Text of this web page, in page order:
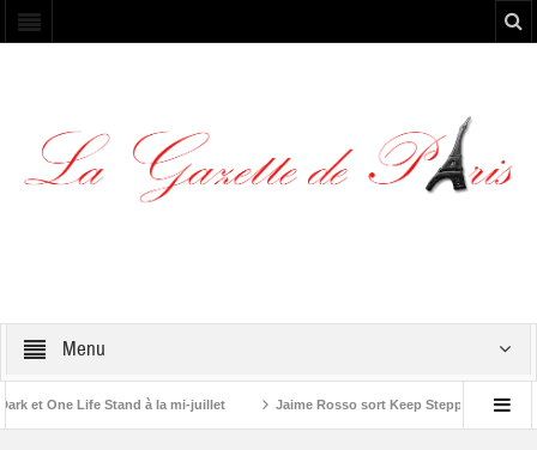
Menu
et One Life Stand à la mi-juillet Jaime Rosso sort Keep Stepping, son